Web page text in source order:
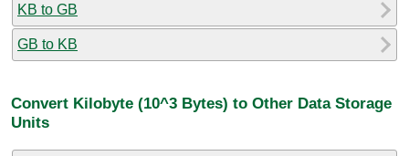
KB to GB
GB to KB
Convert Kilobyte (10^3 Bytes) to Other Data Storage
Units